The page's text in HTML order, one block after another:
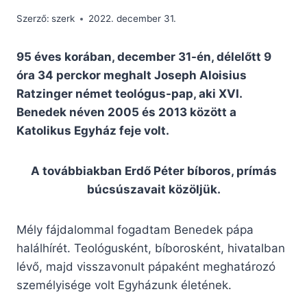
Szerző: szerk 2022. december 31.
95 éves korában, december 31-én, délelőtt 9
óra 34 perckor meghalt Joseph Aloisius
Ratzinger német teológus-pap, aki XVI.
Benedek néven 2005 és 2013 között a
Katolikus Egyház feje volt.
A továbbiakban Erdő Péter bíboros, prímás
búcsúszavait közöljük.
Mély fájdalommal fogadtam Benedek pápa
halálhírét. Teológusként, bíborosként, hivatalban
lévő, majd visszavonult pápaként meghatározó
személyisége volt Egyházunk életének.